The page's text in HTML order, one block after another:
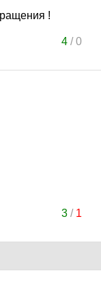
!
4/0
3/ 1